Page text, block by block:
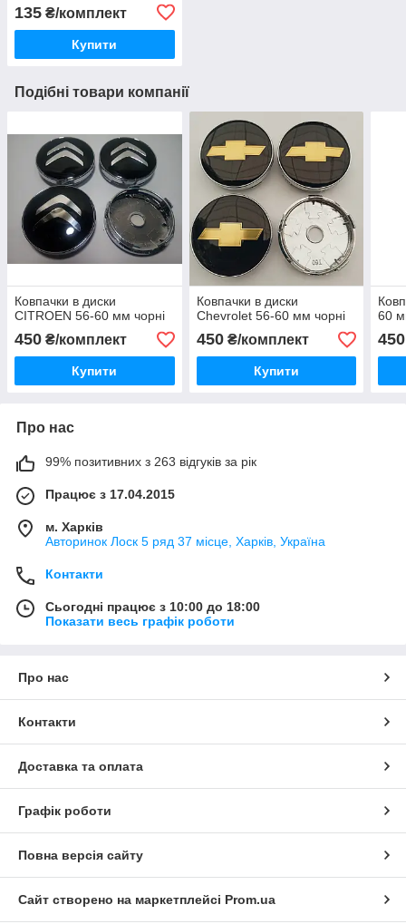
135 ₴/комплект
Купити
Подібні товари компанії
Ковпачки в диски
CITROEN 56-60 мм чорні
450 ₴/комплект
Купити
Ковпачки в диски
Chevrolet 56-60 мм чорні
450₴/комплект
Купити
60
450
Про нас
99% позитивних з 263 відгуків за рік
Працює з 17.04.2015
м. Харків
Авторинок Лоск 5 ряд 37 місце, Харків, Україна
Контакти
Сьогодні працює з 10:00 до 18:00
Показати весь графік роботи
Про нас
Контакти
Доставка та оплата
Графік роботи
Повна версія сайту
Сайт створено на маркетплейсі Prom.ua